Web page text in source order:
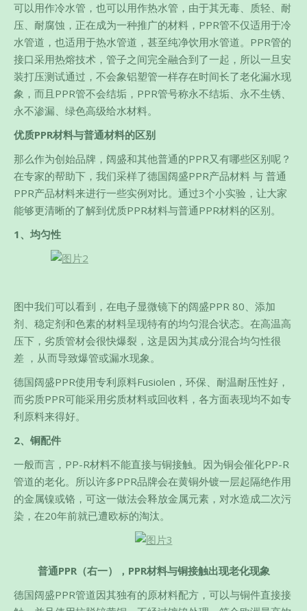
可以用作冷水管，也可以用作热水管，由于其无毒、质轻、耐
压、耐腐蚀，正在成为一种推广的材料，PPR管不仅适用于冷
水管道，也适用于热水管道，甚至纯净饮用水管道。PPR管的
接口采用热熔技术，管子之间完全融合到了一起，所以一旦安
装打压测试通过，不会象铝塑管一样存在时间长了老化漏水现
象，而且PPR管不会结垢，PPR管号称永不结垢、永不生锈、
永不渗漏、绿色高级给水材料。
优质PPR材料与普通材料的区别
那么作为创始品牌，阔盛和其他普通的PPR又有哪些区别呢？
在专家的帮助下，我们采样了德国阔盛PPR产品材料 与 普通
PPR产品材料来进行一些实例对比。通过3个小实验，让大家
能够更清晰的了解到优质PPR材料与普通PPR材料的区别。
1、均匀性
图中我们可以看到，在电子显微镜下的阔盛PPR 80、添加
剂、稳定剂和色素的材料呈现特有的均匀混合状态。在高温高
压下，劣质管材会很快爆裂，这是因为其成分混合均匀性很
差 ，从而导致爆管或漏水现象。
德国阔盛PPR使用专利原料Fusiolen，环保、耐温耐压性好，
而劣质PPR可能采用劣质材料或回收料，各方面表现均不如专
利原料来得好。
2、铜配件
一般而言，PP-R材料不能直接与铜接触。因为铜会催化PP-R
管道的老化。所以许多PPR品牌会在黄铜外镀一层起隔绝作用
的金属镍或铬，可这一做法会释放金属元素，对水造成二次污
染，在20年前就已遭欧标的淘汰。
普通PPR（右一）， PPR材料与铜接触出现老化现象
德国阔盛PPR管道因其独有的原材料配方，可以与铜件直接接